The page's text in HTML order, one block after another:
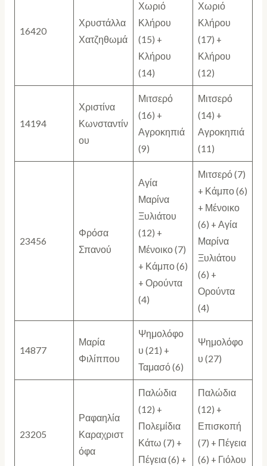
16420
Χρυστάλλα
Χατζηθωμά
Χωριό
Κλήρου
(15) +
Κλήρου
(14)
Χωριό
Κλήρου
(17) +
Κλήρου
(12)
14194
Χριστίνα
Κωνσταντίν
ου
Μιτσερό
(16) +
Αγροκηπιά
(9)
Μιτσερό
(14) +
Αγροκηπιά
(11)
23456
Φρόσα
Σπανού
Αγία
Μαρίνα
Ξυλιάτου
(12) +
Μένοικο (7)
+ Κάμπο (6)
+ Ορούντα
(4)
Μιτσερό (7)
+ Κάμπο (6)
+ Μένοικο
(6) + Αγία
Μαρίνα
Ξυλιάτου
(6) +
Ορούντα
(4)
14877
Μαρία
Φιλίππου
Ψημολόφο
υ (21) +
Ταμασό (6)
Ψημολόφο
υ (27)
23205
Ραφαηλία
Καραχριστ
όφα
Παλώδια
(12) +
Πολεμίδια
Κάτω (7) +
Πέγεια (6) +
Παλώδια
(12) +
Επισκοπή
(7) + Πέγεια
(6) + Γιόλου